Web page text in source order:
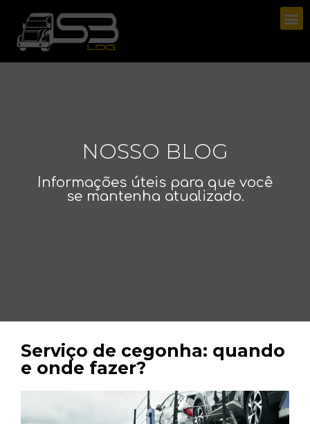
NOSSO BLOG
Informações úteis para que você
se mantenha atualizado.
Serviço de cegonha: quando
e onde fazer?